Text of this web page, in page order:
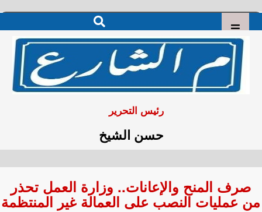
رئيس التحرير
حسن الشيخ
صرف المنح والإعانات.. وزارة العمل تحذر
من عمليات النصب على العمالة غير المنتظمة